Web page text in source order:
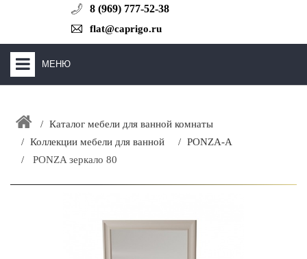
8 (969) 777-52-38
flat@caprigo.ru
МЕНЮ
ЗАКАЗАТЬ РАСЧЕТ КУХНИ CAPRIGO
+
Каталог мебели для ванной комнаты
Коллекции мебели для ванной
PONZA-A
PONZA зеркало 80